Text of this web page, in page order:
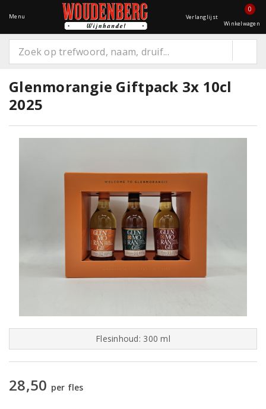
Menu Verlanglijst
0
Winkelwagen
Glenmorangie Giftpack 3x 10cl
2025
Flesinhoud: 300 ml
28,50 per fles